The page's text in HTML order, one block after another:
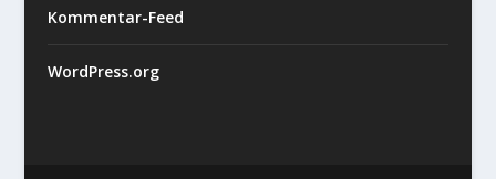
Kommentar-Feed
WordPress.org